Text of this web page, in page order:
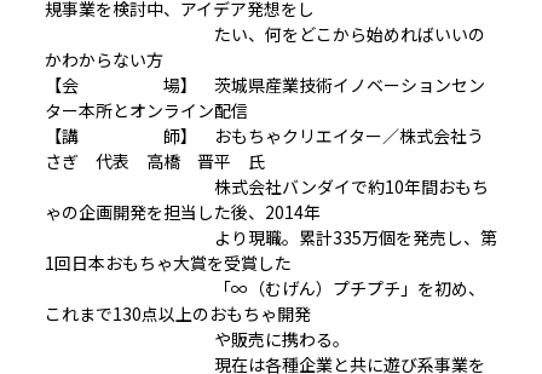
規事業を検討中、アイデア発想をし
たい、何をどこから始めればいいの
かわからない方
【会 場】 茨城県産業技術イノベーションセン
ター本所とオンライン配信
【講 師】 おもちゃクリエイター／株式会社う
さぎ 代表 高橋 晋平 氏
株式会社バンダイで約10年間おもち
ゃの企画開発を担当した後、2014年
より現職。累計335万個を発売し、第
1回日本おもちゃ大賞を受賞した
「∞（むげん）プチプチ」を初め、
これまで130点以上のおもちゃ開発
や販売に携わる。
現在は各種企業と共に遊び系事業を